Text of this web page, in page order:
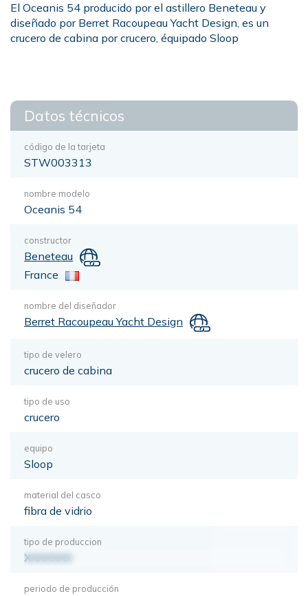
El Oceanis 54 producido por el astillero Beneteau y
diseñado por Berret Racoupeau Yacht Design, es un
crucero de cabina por crucero, équipado Sloop
Datos técnicos
código de la tarjeta
STW003313
nombre modelo
Oceanis 54
constructor
Beneteau
France
nombre del diseñador
Berret Racoupeau Yacht Design
tipo de velero
crucero de cabina
tipo de uso
crucero
equipo
Sloop
material del casco
fibra de vidrio
tipo de produccion
XXXXXXX
periodo de producción